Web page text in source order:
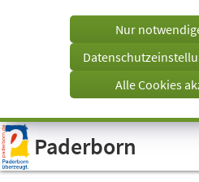
Visuelle
Assistenzsoftware
öffnen.
einem
Tab)
Nur
Alle Cookies
Paderborn